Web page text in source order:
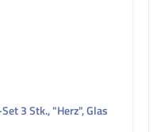
3 Stk., "Herz", Glas